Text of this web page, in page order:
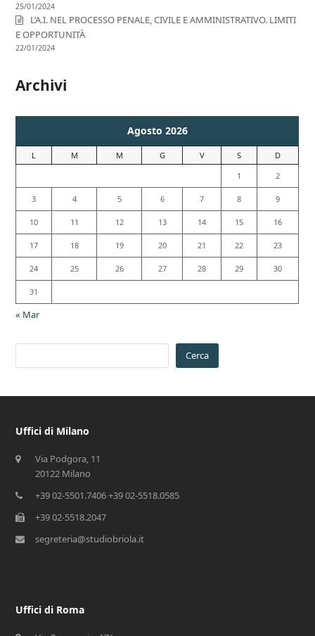
25/01/2024
L’A.I. NEL PROCESSO PENALE, CIVILE E AMMINISTRATIVO. LIMITI
E OPPORTUNITÀ
22/01/2024
Archivi
Agosto 2026
L M M G V S
D
1
2
3 4 5 6 7 8 9
10 11 12 13 14 15 16
17 18 19 20 21 22 23
24 25 26 27 28 29 30
31
« Mar
Cerca
Uffici di Milano
Via Podgora, 11
20122 Milano
+39 02-5501.7406 +39 02-5518.0585
+39 02-5518.2047
segreteria@studiobriola.it
Uffici di Roma